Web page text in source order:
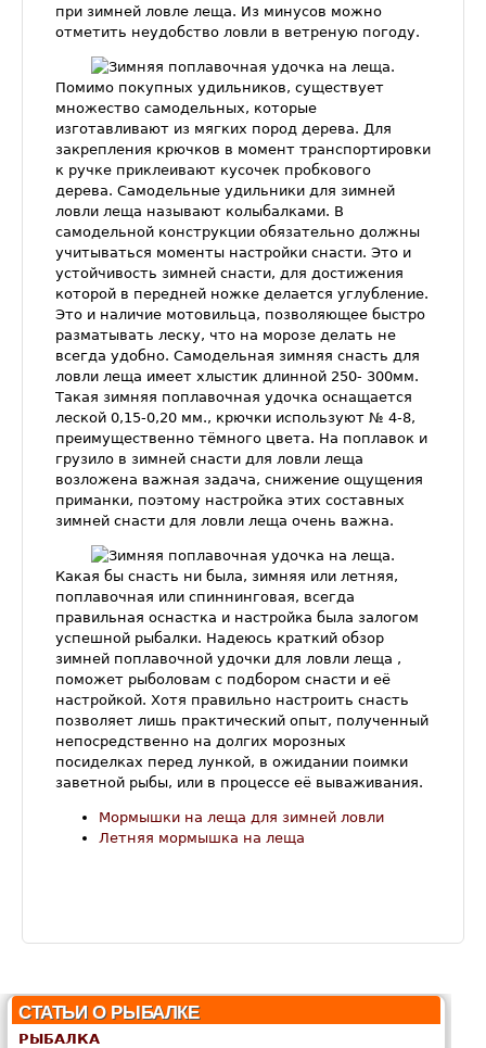
при зимней ловле леща. Из минусов можно
отметить неудобство ловли в ветреную погоду.
Помимо покупных удильников, существует
множество самодельных, которые
изготавливают из мягких пород дерева. Для
закрепления крючков в момент транспортировки
к ручке приклеивают кусочек пробкового
дерева. Самодельные удильники для зимней
ловли леща называют колыбалками. В
самодельной конструкции обязательно должны
учитываться моменты настройки снасти. Это и
устойчивость зимней снасти, для достижения
которой в передней ножке делается углубление.
Это и наличие мотовильца, позволяющее быстро
разматывать леску, что на морозе делать не
всегда удобно. Самодельная зимняя снасть для
ловли леща имеет хлыстик длинной 250- 300мм.
Такая зимняя поплавочная удочка оснащается
леской 0,15-0,20 мм., крючки используют № 4-8,
преимущественно тёмного цвета. На поплавок и
грузило в зимней снасти для ловли леща
возложена важная задача, снижение ощущения
приманки, поэтому настройка этих составных
зимней снасти для ловли леща очень важна.
Какая бы снасть ни была, зимняя или летняя,
поплавочная или спиннинговая, всегда
правильная оснастка и настройка была залогом
успешной рыбалки. Надеюсь краткий обзор
зимней поплавочной удочки для ловли леща ,
поможет рыболовам с подбором снасти и её
настройкой. Хотя правильно настроить снасть
позволяет лишь практический опыт, полученный
непосредственно на долгих морозных
посиделках перед лункой, в ожидании поимки
заветной рыбы, или в процессе её вываживания.
Мормышки на леща для зимней ловли
Летняя мормышка на леща
СТАТЬИ О РЫБАЛКЕ
РЫБАЛКА